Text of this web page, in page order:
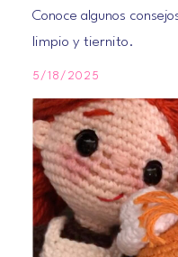
Conoce algunos
limpio y tiernito.
5/18/2025